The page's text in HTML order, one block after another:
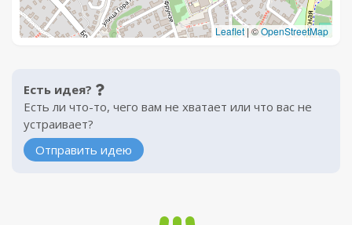
Leaflet |©OpenStreetMap
Есть идея?
Есть ли что-то, чего вам не хватает или что вас не
устраивает?
Отправить идею